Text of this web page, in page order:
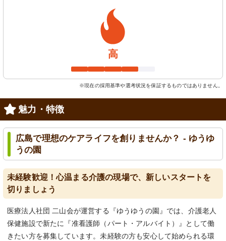
高
※現在の採用基準や選考状況を保証するものではありません。
魅力・特徴
広島で理想のケアライフを創りませんか？ - ゆうゆ
うの園
未経験歓迎！心温まる介護の現場で、新しいスタートを
切りましょう
医療法人社団 二山会が運営する『ゆうゆうの園』では、介護老人
保健施設で新たに『准看護師（パート・アルバイト）』として働
きたい方を募集しています。未経験の方も安心して始められる環